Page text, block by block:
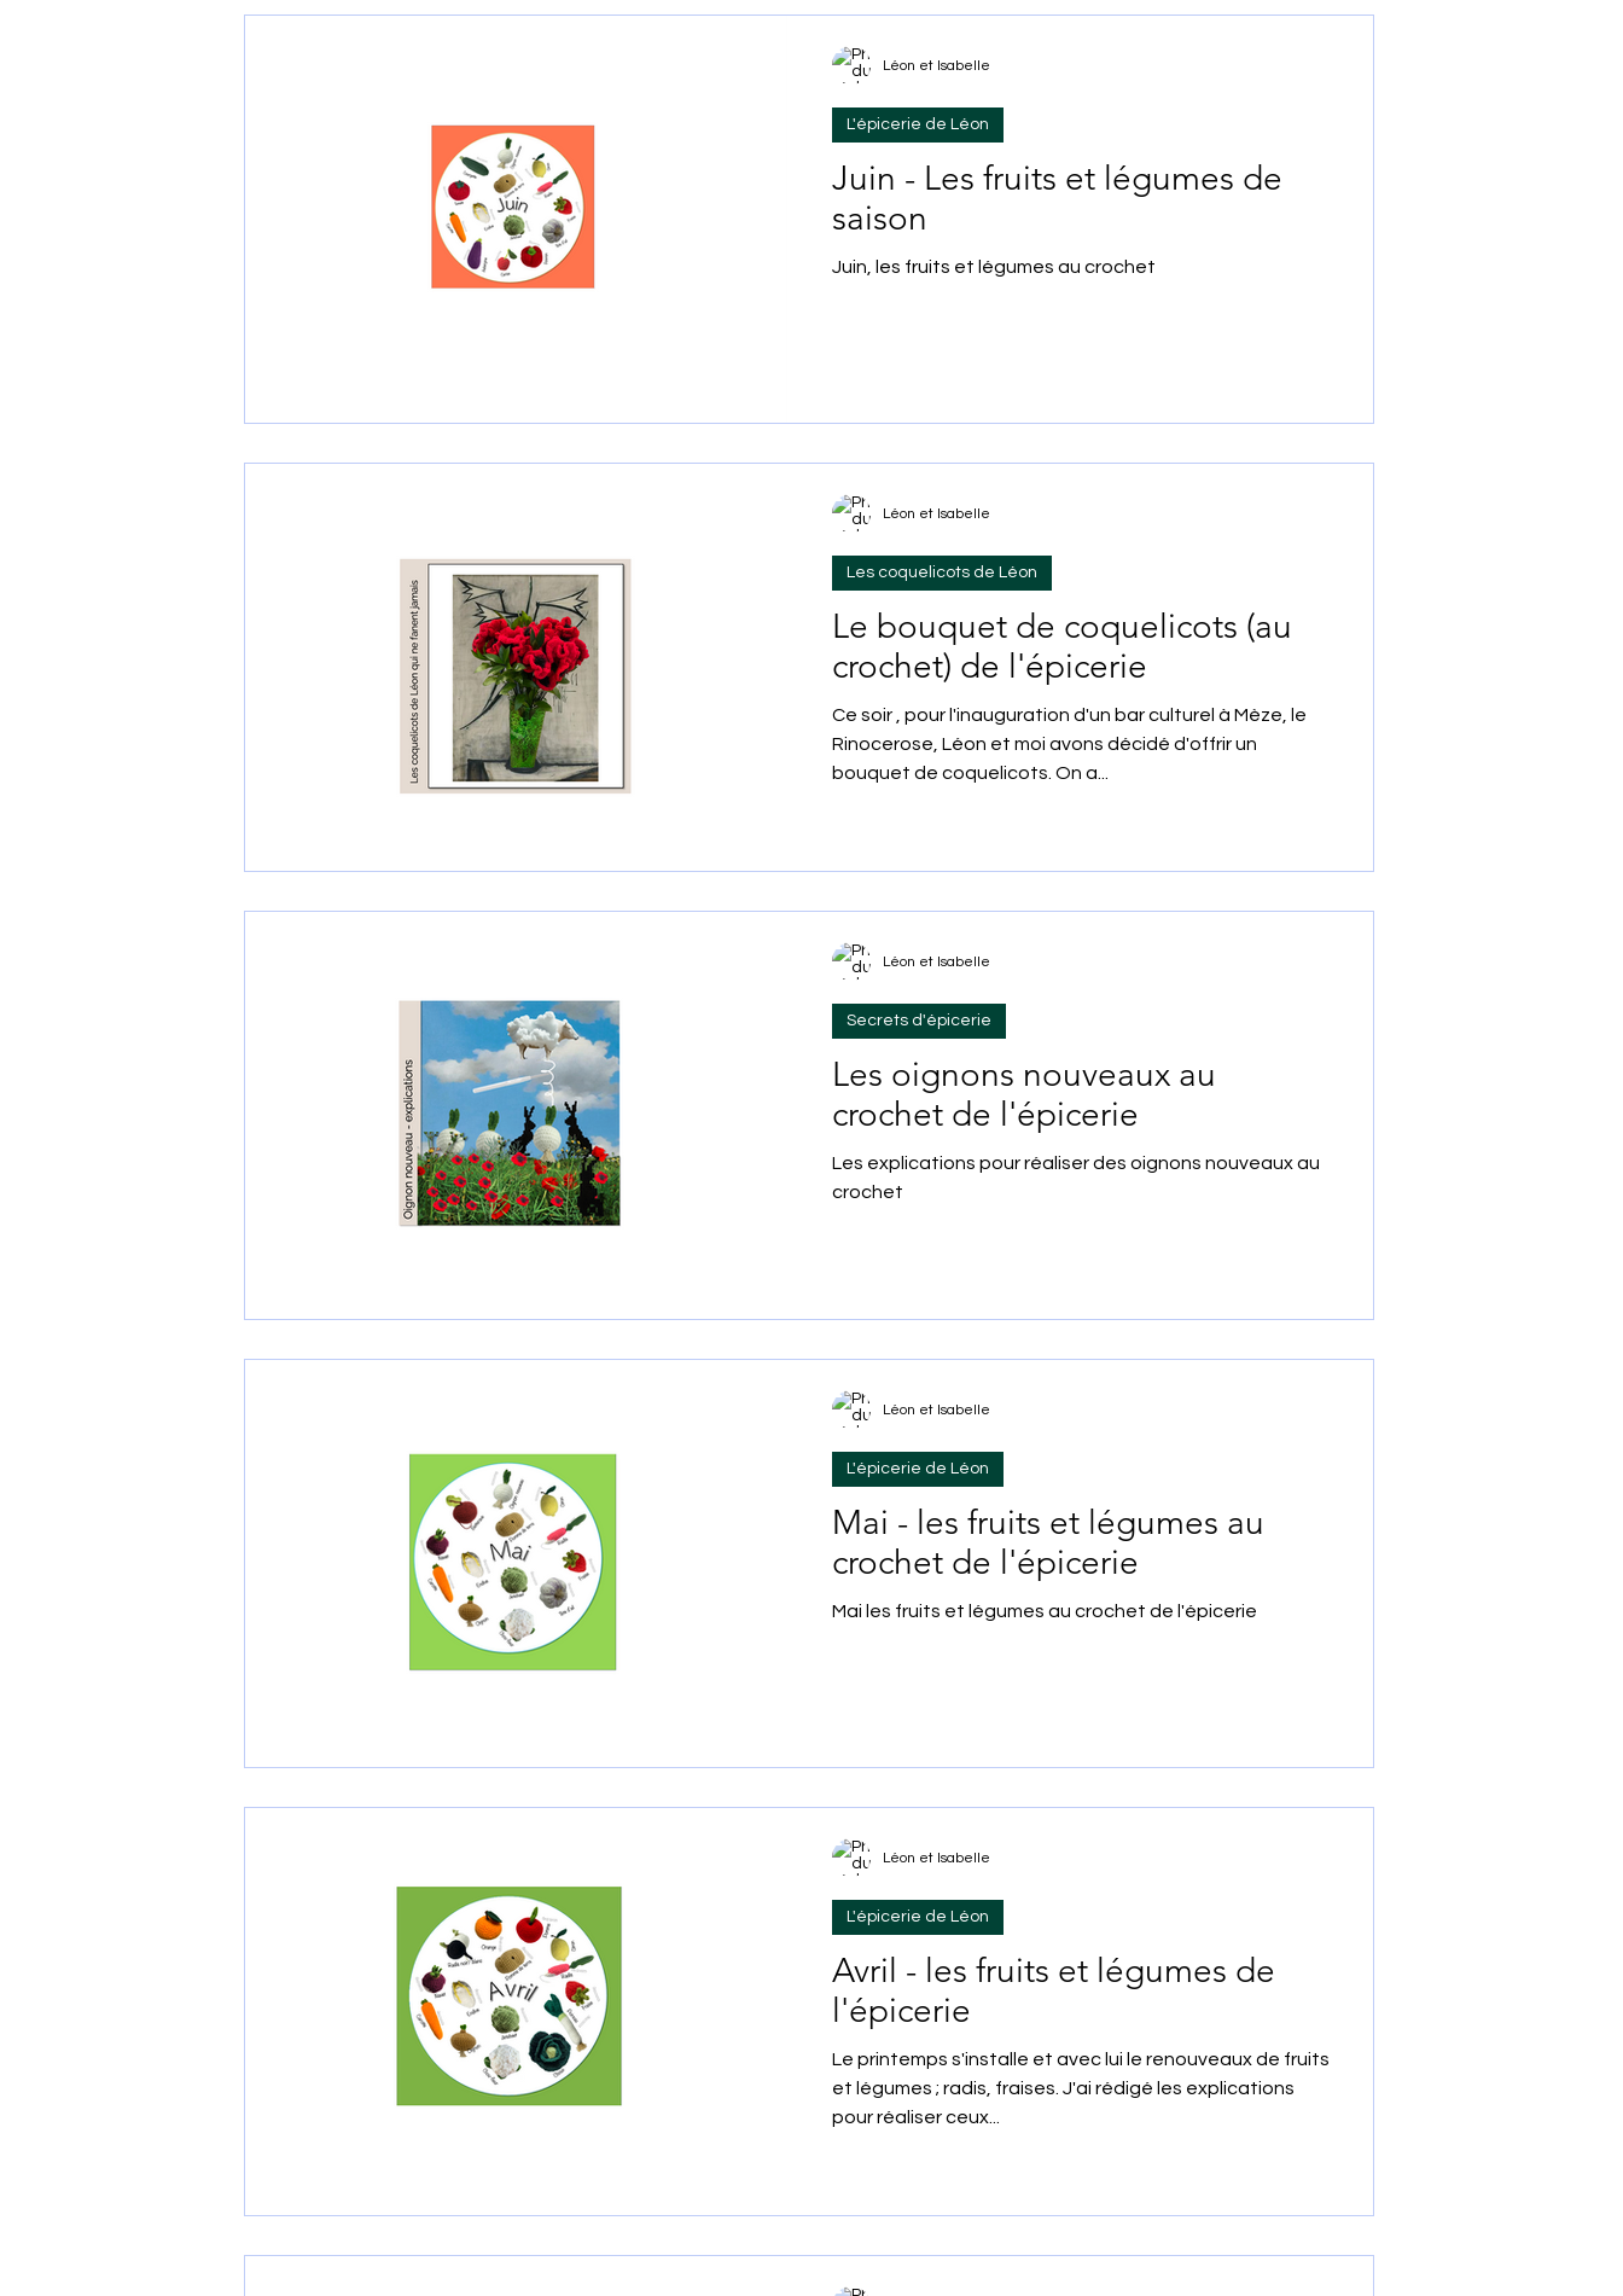
Juin - Les fruits et légumes de
saison
Juin, les fruits et légumes au crochet
L'épicerie de Léon
Léon et Isabelle
Le bouquet de coquelicots (au
crochet) de l'épicerie
Ce soir , pour l'inauguration d'un bar culturel à Mèze, le
Rinocerose, Léon et moi avons décidé d'offrir un
bouquet de coquelicots. On a...
Les coquelicots de Léon
Léon et Isabelle
Les oignons nouveaux au
crochet de l'épicerie
Les explications pour réaliser des oignons nouveaux au
crochet
Secrets d'épicerie
Léon et Isabelle
Mai - les fruits et légumes au
crochet de l'épicerie
Mai les fruits et légumes au crochet de l'épicerie
L'épicerie de Léon
Léon et Isabelle
Avril - les fruits et légumes de
l'épicerie
Le printemps s'installe et avec lui le renouveaux de fruits
et légumes ; radis, fraises. J'ai rédigé les explications
pour réaliser ceux...
L'épicerie de Léon
Léon et Isabelle